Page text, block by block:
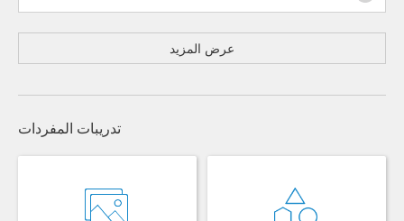
عرض المزيد
تدريبات المفردات